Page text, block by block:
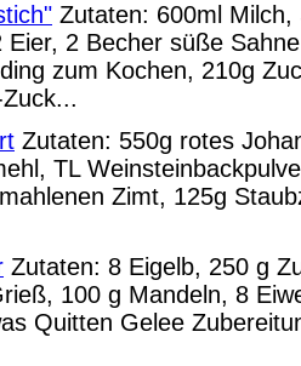
Zutaten: 600ml
2 Becher süße
zum Kochen, 210g
Zutaten: 550g rotes
TL
Zimt, 125g
Zutaten: 8 Eigelb, 250 g
100 g Mandeln, 8
Quitten Gelee